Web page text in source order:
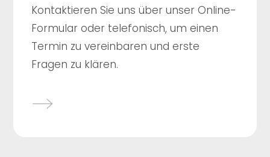
Kontaktieren Sie uns über unser Online-
Formular oder telefonisch, um einen
Termin zu vereinbaren und erste
Fragen zu klären.